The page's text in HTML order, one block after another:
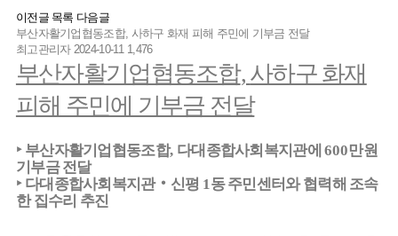
이전글 목록 다음글
부산자활기업협동조합, 사하구 화재 피해 주민에 기부금 전달
최고관리자 2024-10-11 1,476
부산자활기업협동조합, 사하구 화재
피해 주민에 기부금 전달
‣ 부산자활기업협동조합, 다대종합사회복지관에600만원
기부금 전달
‣ 다대종합사회복지관‧ 신평 1동 주민센터와 협력해 조속
한 집수리 추진